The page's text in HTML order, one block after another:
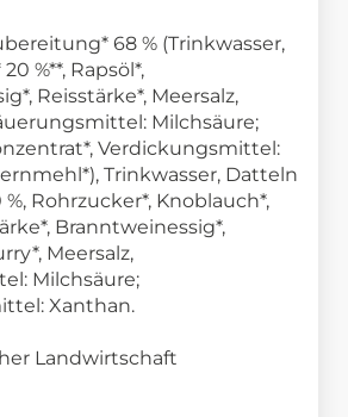
68 % (Trinkwasser,
%**, Rapsöl*,
Reisstärke*, Meersalz,
Milchsäure;
Verdickungsmittel:
Trinkwasser, Datteln
Rohrzucker*, Knoblauch*,
Branntweinessig*,
Meersalz,
Milchsäure;
Xanthan.
Landwirtschaft